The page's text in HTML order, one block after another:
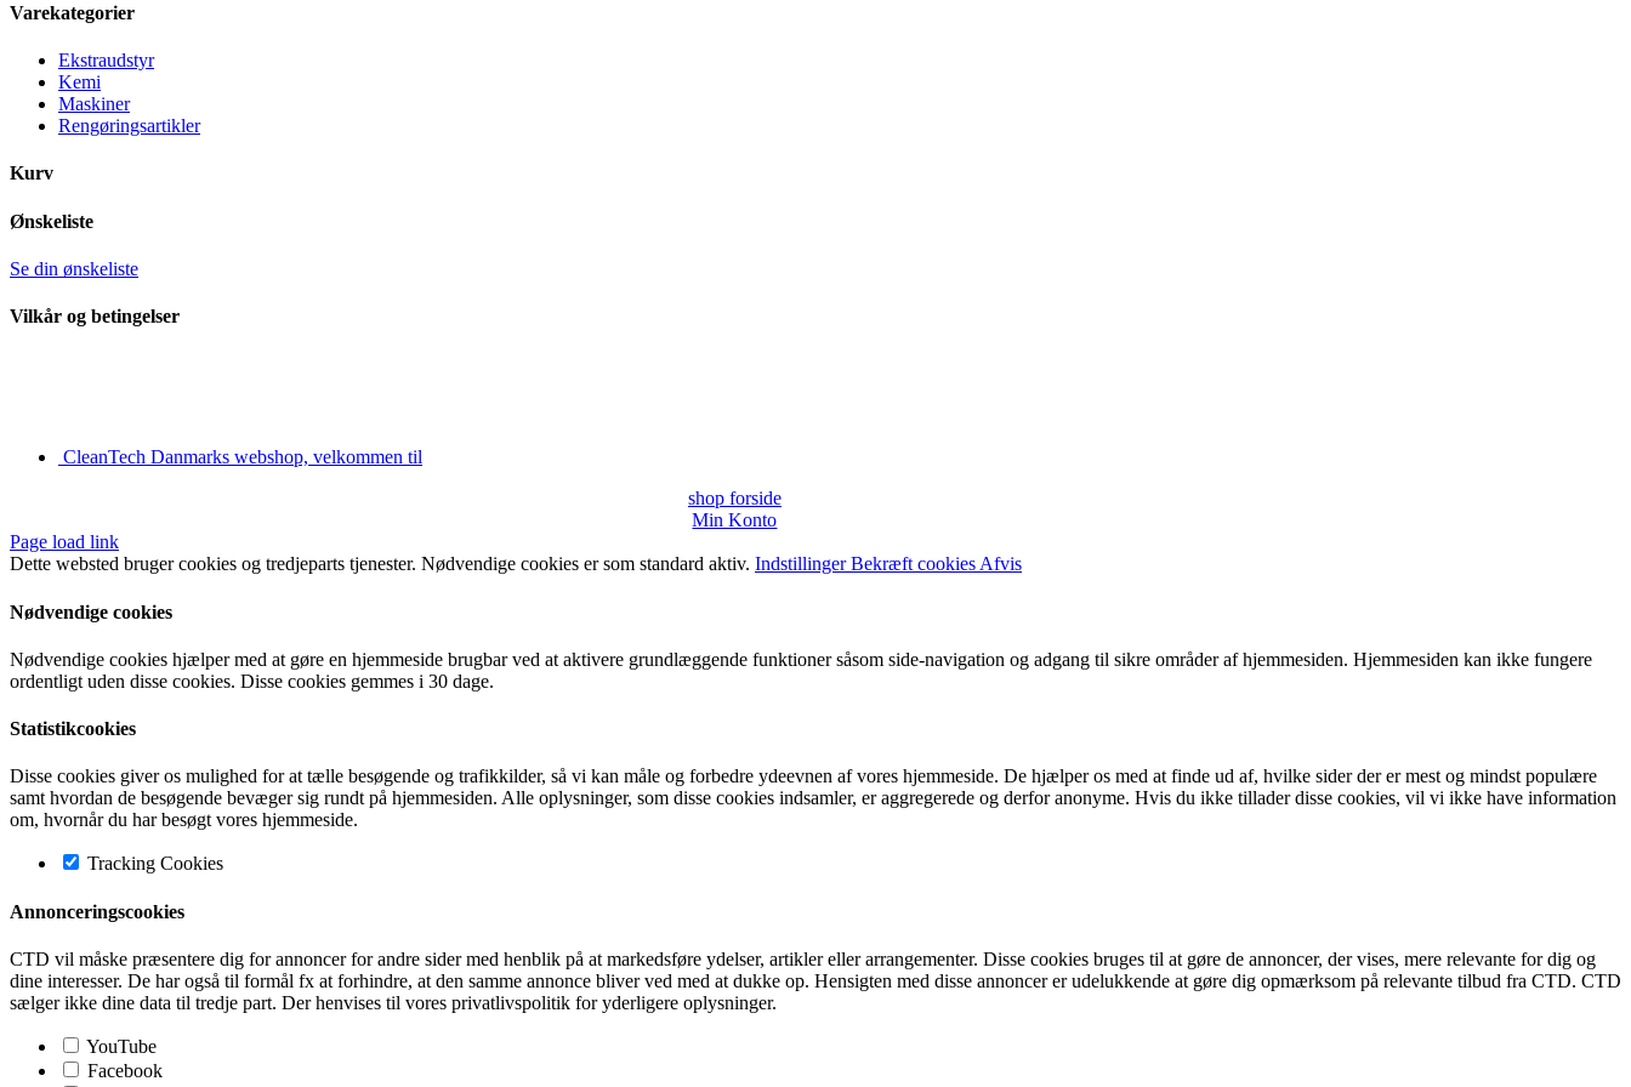
Varekategorier
Ekstraudstyr
Kemi
Maskiner
Rengøringsartikler
Kurv
Ønskeliste
Se din ønskeliste
Vilkår og betingelser
CleanTech Danmarks webshop, velkommen til
shop forside
Min Konto
Page load link
Dette websted bruger cookies og tredjeparts tjenester. Nødvendige cookies er som standard aktiv. IndstillingerBekræft cookies Afvis
Nødvendige cookies
Nødvendige cookies hjælper med at gøre en hjemmeside brugbar ved at aktivere grundlæggende funktioner såsom side-navigation og adgang til sikre områder af hjemmesiden. Hjemmesiden kan ikke fungere
ordentligt uden disse cookies. Disse cookies gemmes i 30 dage.
Statistikcookies
Disse cookies giver os mulighed for at tælle besøgende og trafikkilder, så vi kan måle og forbedre ydeevnen af vores hjemmeside. De hjælper os med at finde ud af, hvilke sider der er mest og mindst populære
samt hvordan de besøgende bevæger sig rundt på hjemmesiden. Alle oplysninger, som disse cookies indsamler, er aggregerede og derfor anonyme. Hvis du ikke tillader disse cookies, vil vi ikke have information
om, hvornår du har besøgt vores hjemmeside.
Tracking Cookies
Annonceringscookies
CTD vil måske præsentere dig for annoncer for andre sider med henblik på at markedsføre ydelser, artikler eller arrangementer. Disse cookies bruges til at gøre de annoncer, der vises, mere relevante for dig og
dine interesser. De har også til formål fx at forhindre, at den samme annonce bliver ved med at dukke op. Hensigten med disse annoncer er udelukkende at gøre dig opmærksom på relevante tilbud fra CTD. CTD
sælger ikke dine data til tredje part. Der henvises til vores privatlivspolitik for yderligere oplysninger.
YouTube
Facebook